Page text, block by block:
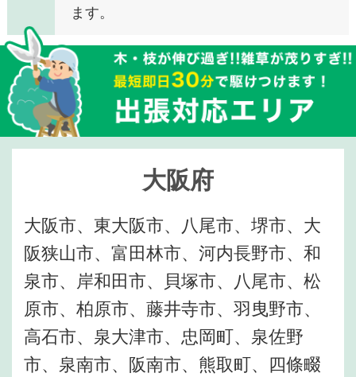
ます。
大阪府
大阪市、東大阪市、八尾市、堺市、大
阪狭山市、富田林市、河内長野市、和
泉市、岸和田市、貝塚市、八尾市、松
原市、柏原市、藤井寺市、羽曳野市、
高石市、泉大津市、忠岡町、泉佐野
市、泉南市、阪南市、熊取町、四條畷